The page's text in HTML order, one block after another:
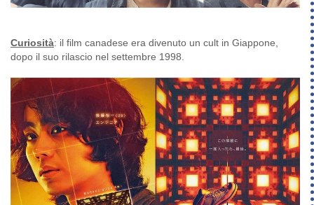
Curiosità: il film canadese era divenuto un cult in Giappone,
dopo il suo rilascio nel settembre 1998.